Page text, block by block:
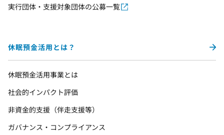
実行団体・支援対象団体の公募一覧
休眠預金活用とは？
休眠預金活用事業とは
社会的インパクト評価
非資金的支援（伴走支援等）
ガバナンス・コンプライアンス